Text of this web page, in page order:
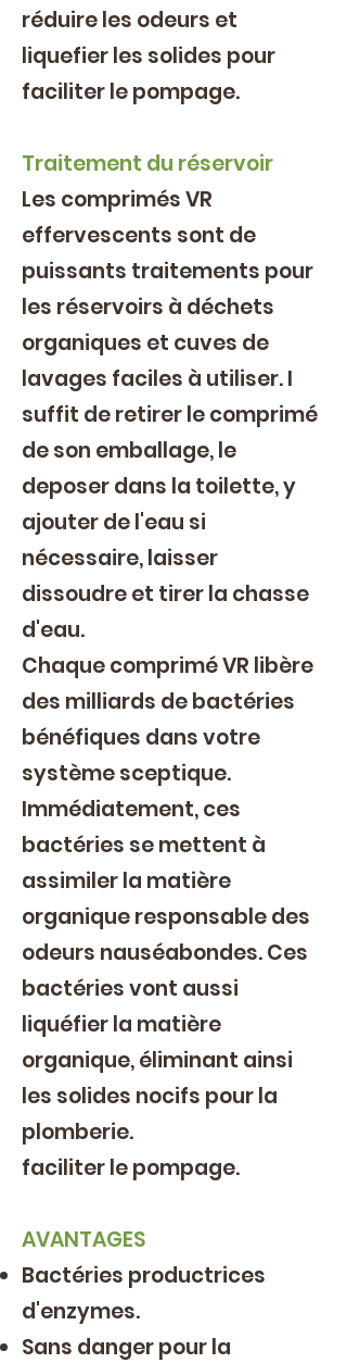
réduire les odeurs et
liquefier les solides pour
faciliter le pompage.
Traitement du réservoir
Les comprimés VR
effervescents sont de
puissants traitements pour
les réservoirs à déchets
organiques et cuves de
lavages faciles à utiliser. I
suffit de retirer le comprimé
de son emballage, le
deposer dans la toilette, y
ajouter de l'eau si
nécessaire, laisser
dissoudre et tirer la chasse
d'eau.
Chaque comprimé VR libère
des milliards de bactéries
bénéfiques dans votre
système sceptique.
Immédiatement, ces
bactéries se mettent à
assimiler la matière
organique responsable des
odeurs nauséabondes. Ces
bactéries vont aussi
liquéfier la matière
organique, éliminant ainsi
les solides nocifs pour la
plomberie.
faciliter le pompage.
AVANTAGES
Bactéries productrices
d'enzymes.
Sans danger pour la